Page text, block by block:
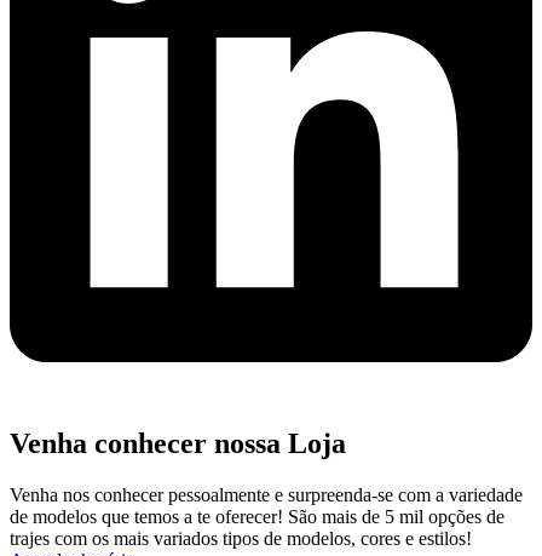
Venha conhecer nossa Loja
Venha nos conhecer pessoalmente e surpreenda-se com a variedade
de modelos que temos a te oferecer! São mais de 5 mil opções de
trajes com os mais variados tipos de modelos, cores e estilos!